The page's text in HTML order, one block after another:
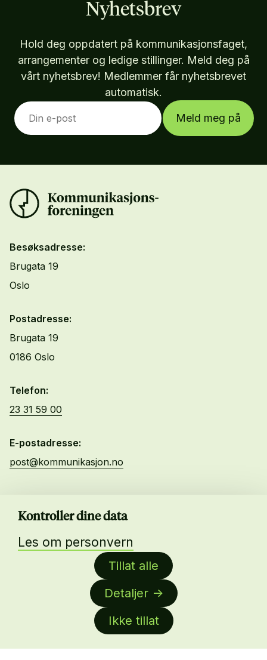
Kontroller dine data
Tillat alle
Detaljer
Ikke tillat
Les om personvern
Nyhetsbrev
Hold deg oppdatert på kommunikasjonsfaget,
arrangementer og ledige stillinger. Meld deg på
vårt nyhetsbrev! Medlemmer får nyhetsbrevet
automatisk.
Meld meg på
Besøksadresse:
Brugata 19
Oslo
Postadresse:
Brugata 19
0186 Oslo
Telefon:
23 31 59 00
E-postadresse:
post@kommunikasjon.no
Lønnskalkulator
Bli medlem